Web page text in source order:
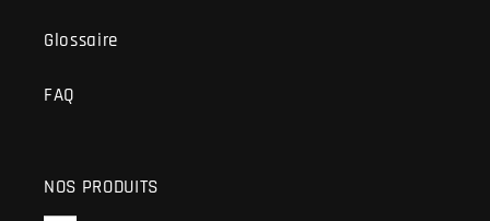
Glossaire
FAQ
NOS PRODUITS